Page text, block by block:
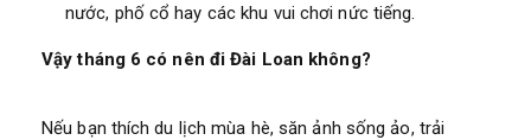
nước, phố cổ hay các khu vui chơi nức tiếng.
Vậy tháng 6 có nên đi Đài Loan không?
Nếu bạn thích du lịch mùa hè, săn ảnh sống ảo, trải